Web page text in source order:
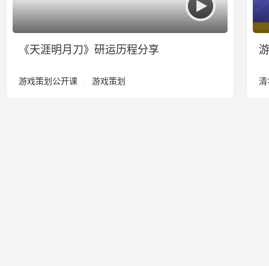
《天涯明月刀》研运历程分享
游戏策划公开课 游戏策划 清